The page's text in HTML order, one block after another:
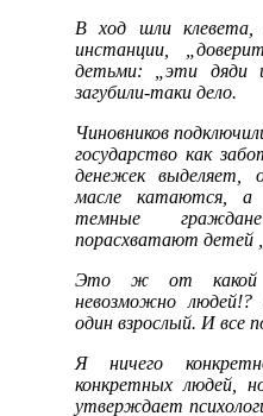
В ход шли клевета,
инстанции,
детьми: „эти
загубили-таки дело.
Чиновников
государство как
денежек выделяет,
масле катаются,
темные
порасхватают детей
Это ж от какой
невозможно
один взрослый. И все
Я ничего
конкретных людей,
утверждает